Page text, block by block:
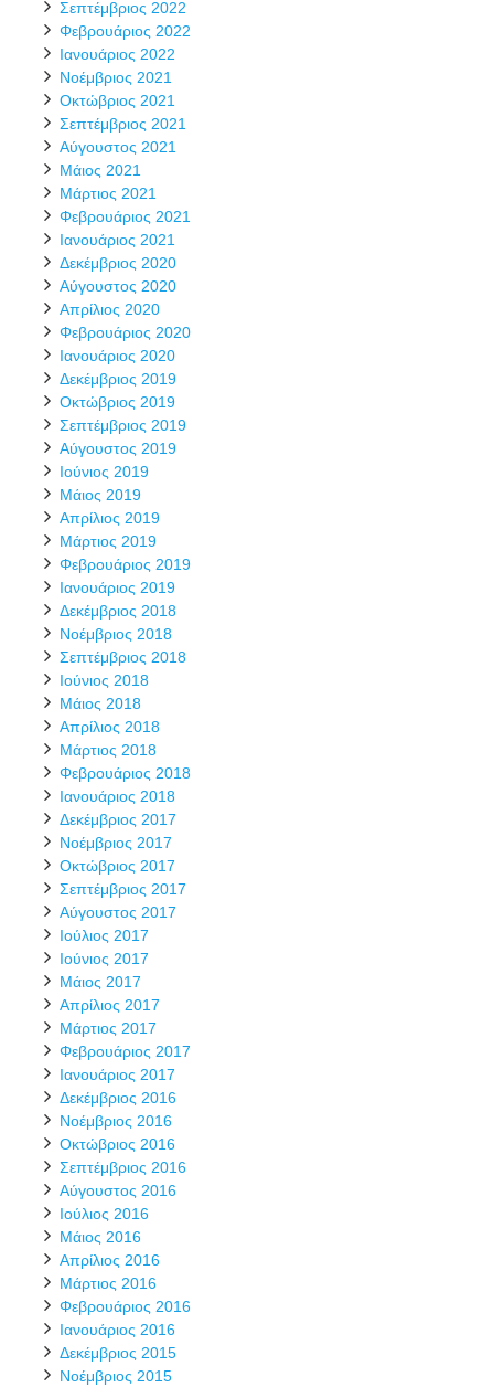
Σεπτέμβριος 2022
Φεβρουάριος 2022
Ιανουάριος 2022
Νοέμβριος 2021
Οκτώβριος 2021
Σεπτέμβριος 2021
Αύγουστος 2021
Μάιος 2021
Μάρτιος 2021
Φεβρουάριος 2021
Ιανουάριος 2021
Δεκέμβριος 2020
Αύγουστος 2020
Απρίλιος 2020
Φεβρουάριος 2020
Ιανουάριος 2020
Δεκέμβριος 2019
Οκτώβριος 2019
Σεπτέμβριος 2019
Αύγουστος 2019
Ιούνιος 2019
Μάιος 2019
Απρίλιος 2019
Μάρτιος 2019
Φεβρουάριος 2019
Ιανουάριος 2019
Δεκέμβριος 2018
Νοέμβριος 2018
Σεπτέμβριος 2018
Ιούνιος 2018
Μάιος 2018
Απρίλιος 2018
Μάρτιος 2018
Φεβρουάριος 2018
Ιανουάριος 2018
Δεκέμβριος 2017
Νοέμβριος 2017
Οκτώβριος 2017
Σεπτέμβριος 2017
Αύγουστος 2017
Ιούλιος 2017
Ιούνιος 2017
Μάιος 2017
Απρίλιος 2017
Μάρτιος 2017
Φεβρουάριος 2017
Ιανουάριος 2017
Δεκέμβριος 2016
Νοέμβριος 2016
Οκτώβριος 2016
Σεπτέμβριος 2016
Αύγουστος 2016
Ιούλιος 2016
Μάιος 2016
Απρίλιος 2016
Μάρτιος 2016
Φεβρουάριος 2016
Ιανουάριος 2016
Δεκέμβριος 2015
Νοέμβριος 2015